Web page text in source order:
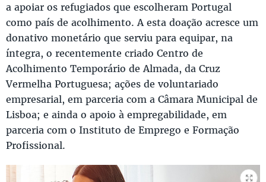
a apoiar os refugiados que escolheram Portugal
como país de acolhimento. A esta doação acresce um
donativo monetário que serviu para equipar, na
íntegra, o recentemente criado Centro de
Acolhimento Temporário de Almada, da Cruz
Vermelha Portuguesa; ações de voluntariado
empresarial, em parceria com a Câmara Municipal de
Lisboa; e ainda o apoio à empregabilidade, em
parceria com o Instituto de Emprego e Formação
Profissional.